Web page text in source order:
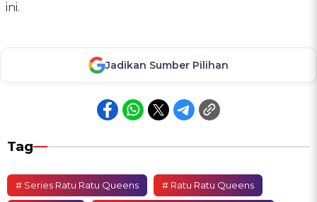
ini.
Jadikan Sumber Pilihan
Tag
# Series Ratu Ratu Queens # Ratu Ratu Queens